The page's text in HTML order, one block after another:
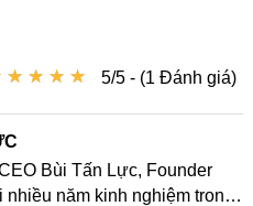
★ ★ ★ ★
★ ★ ★ ★ 5/5 - (1 Đánh giá)
Bùi Tấn Lực, Founder
năm kinh nghiệm trong